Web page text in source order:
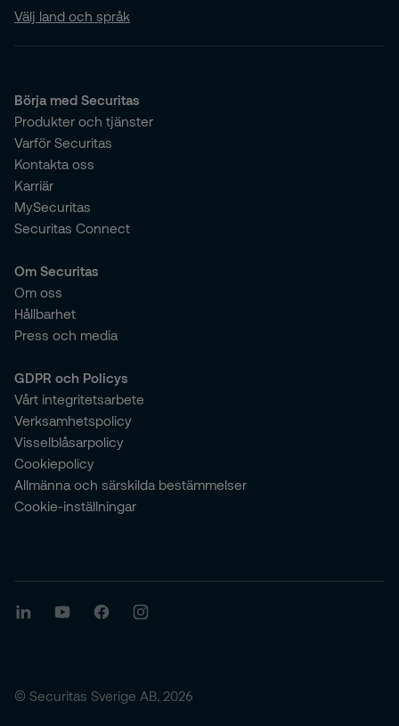
Välj land och språk
Börja med Securitas
Produkter och tjänster
Varför Securitas
Kontakta oss
Karriär
MySecuritas
Securitas Connect
Om Securitas
Om oss
Hållbarhet
Press och media
GDPR och Policys
Vårt integritetsarbete
Verksamhetspolicy
Visselblåsarpolicy
Cookiepolicy
Allmänna och särskilda bestämmelser
Cookie-inställningar
© Securitas Sverige AB, 2026